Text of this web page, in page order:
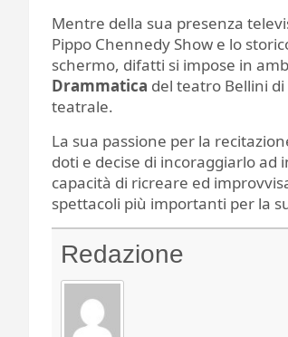
Mentre della sua presenza
Pippo Chennedy Show e lo
schermo, difatti si impose in
Drammatica del teatro Bellini
teatrale.
La sua passione per la
doti e decise di incoraggiarlo ad
capacità di ricreare ed
spettacoli più importanti per la
Redazione